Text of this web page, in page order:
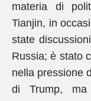
materia di
Tianjin, in
state
Russia; è stato
nella pressione
di Trump, ma